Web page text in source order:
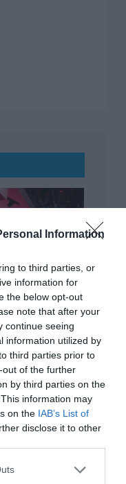
Information
to third parties, or
information for
the below opt-out
note that after your
continue seeing
information utilized by
third parties prior to
of the further
by third parties on the
information may
on the IAB’s List of
disclose it to other
one or more Google
Autószalon
de új